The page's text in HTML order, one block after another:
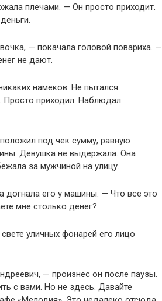
плечами. — Он просто приходит.
— покачала головой повариха. —
не дают.
намеков. Не пытался
Просто приходил. Наблюдал.
под чек сумму, равную
Девушка не выдержала. Она
за мужчиной на улицу.
его у машины. — Что все это
мне столько денег?
уличных фонарей его лицо
— произнес он после паузы.
с вами. Но не здесь. Давайте